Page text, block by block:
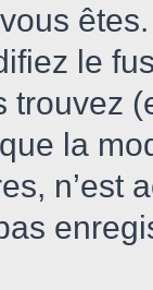
le
trouvez
la
n’est